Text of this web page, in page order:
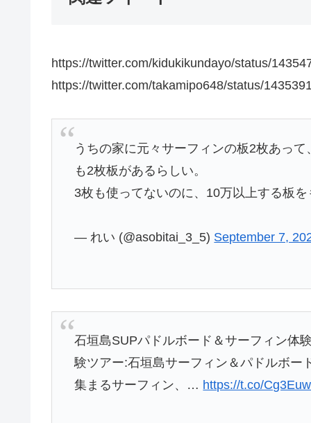
https://twitter.com/kidukikundayo/status/
https://twitter.com/takamipo648/status/
うちの家に元々サーフィンの板2枚あっ
も2枚板があるらしい。
3枚も使ってないのに、10万以上する板
— れい (@asobitai_3_5) September 7,
石垣島SUPパドルボード＆サーフィン体
験ツアー:石垣島サーフィン＆パドルボー
集まるサーフィン、… https://t.co/